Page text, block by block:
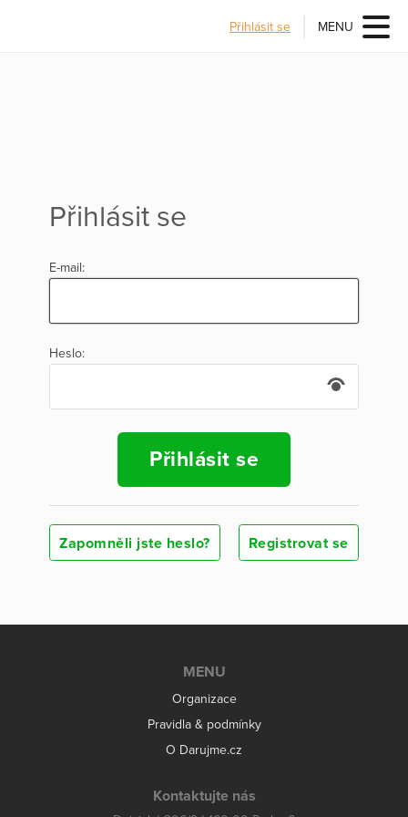
Přihlásit se MENU
Přihlásit se
E-mail:
Heslo:
Přihlásit se
Zapomněli jste heslo? Registrovat se
MENU
Organizace
Pravidla & podmínky
O Darujme.cz
Kontaktujte nás